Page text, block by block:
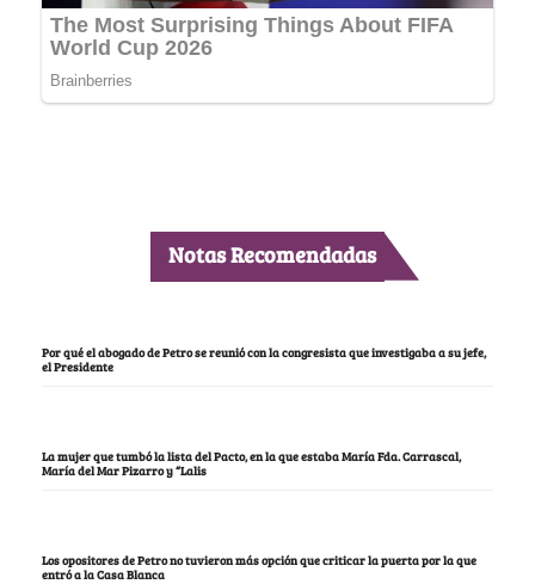
Notas Recomendadas
Por qué el abogado de Petro se reunió con la congresista que investigaba a su jefe,
el Presidente
La mujer que tumbó la lista del Pacto, en la que estaba María Fda. Carrascal,
María del Mar Pizarro y “Lalis
Los opositores de Petro no tuvieron más opción que criticar la puerta por la que
entró a la Casa Blanca